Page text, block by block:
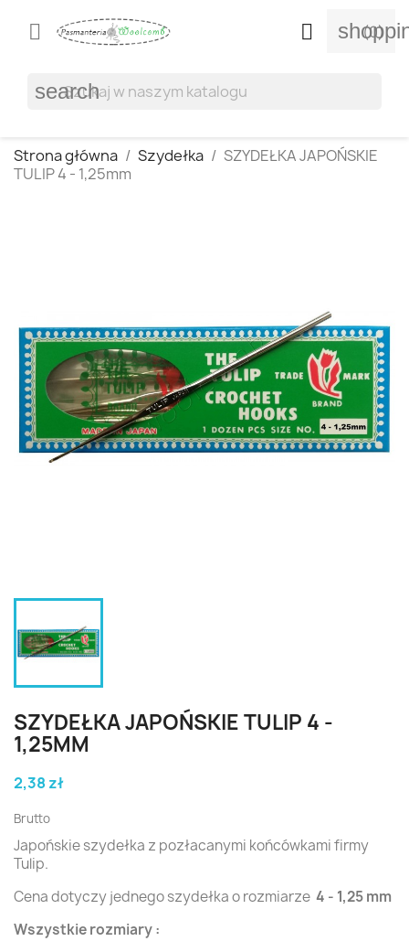
 (0)

search
Strona główna Szydełka
SZYDEŁKA JAPOŃSKIE
TULIP 4 - 1,25mm
SZYDEŁKA JAPOŃSKIE TULIP 4 -
1,25MM
2,38 zł
Brutto
Japońskie szydełka z pozłacanymi końcówkami firmy
Tulip.
Cena dotyczy jednego szydełka o rozmiarze 4 - 1,25 mm
Wszystkie rozmiary :